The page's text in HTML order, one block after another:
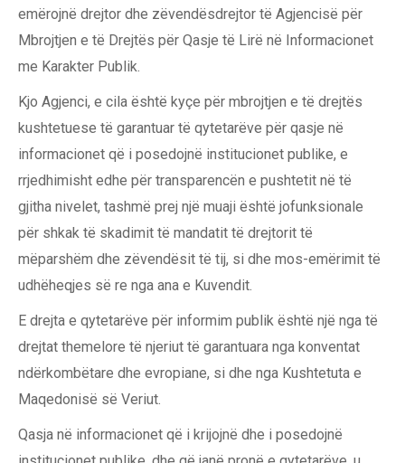
emërojnë drejtor dhe zëvendësdrejtor të Agjencisë për
Mbrojtjen e të Drejtës për Qasje të Lirë në Informacionet
me Karakter Publik.
Kjo Agjenci, e cila është kyçe për mbrojtjen e të drejtës
kushtetuese të garantuar të qytetarëve për qasje në
informacionet që i posedojnë institucionet publike, e
rrjedhimisht edhe për transparencën e pushtetit në të
gjitha nivelet, tashmë prej një muaji është jofunksionale
për shkak të skadimit të mandatit të drejtorit të
mëparshëm dhe zëvendësit të tij, si dhe mos-emërimit të
udhëheqjes së re nga ana e Kuvendit.
E drejta e qytetarëve për informim publik është një nga të
drejtat themelore të njeriut të garantuara nga konventat
ndërkombëtare dhe evropiane, si dhe nga Kushtetuta e
Maqedonisë së Veriut.
Qasja në informacionet që i krijojnë dhe i posedojnë